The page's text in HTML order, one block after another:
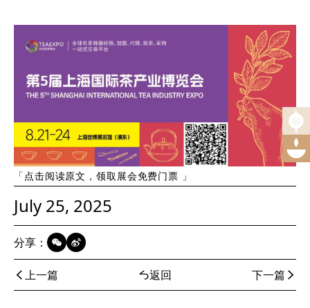
July 25, 2025
分享：
上一篇 返回 下一篇
「点击阅读原文，领取展会免费门票 」